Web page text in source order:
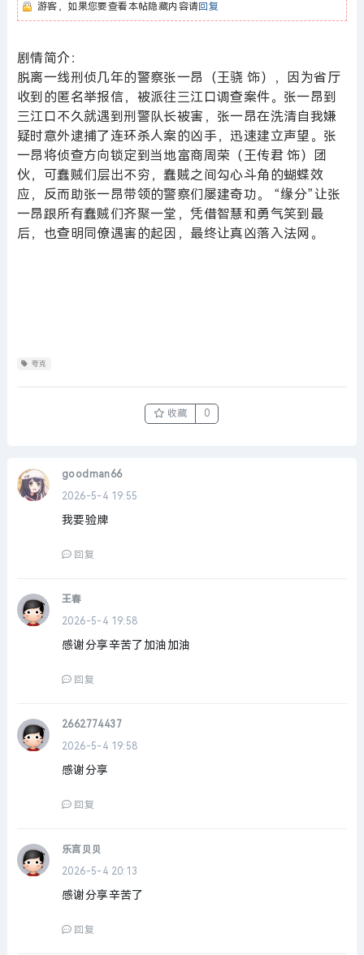
游客，如果您要查看本帖隐藏内容请回复
剧情简介：
脱离一线刑侦几年的警察张一昂（王骁 饰），因为省厅
收到的匿名举报信，被派往三江口调查案件。张一昂到
三江口不久就遇到刑警队长被害，张一昂在洗清自我嫌
疑时意外逮捕了连环杀人案的凶手，迅速建立声望。张
一昂将侦查方向锁定到当地富商周荣（王传君 饰）团
伙，可蠢贼们层出不穷，蠢贼之间勾心斗角的蝴蝶效
应，反而助张一昂带领的警察们屡建奇功。 “缘分”让张
一昂跟所有蠢贼们齐聚一堂，凭借智慧和勇气笑到最
后，也查明同僚遇害的起因，最终让真凶落入法网。
夸克
收藏 0
goodman66
2026-5-4 19:55
我要验牌
回复
王春
2026-5-4 19:58
感谢分享辛苦了加油加油
回复
2662774437
2026-5-4 19:58
感谢分享
回复
乐言贝贝
2026-5-4 20:13
感谢分享辛苦了
回复